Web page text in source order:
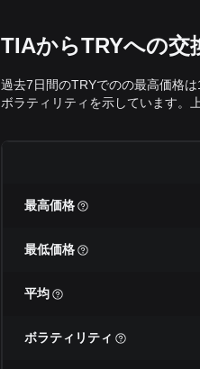
TIAからTRYへの交
過去7日間のTRYでのの最高価格
ボラティリティを示しています。
最高価格
最低価格
平均
ボラティリティ